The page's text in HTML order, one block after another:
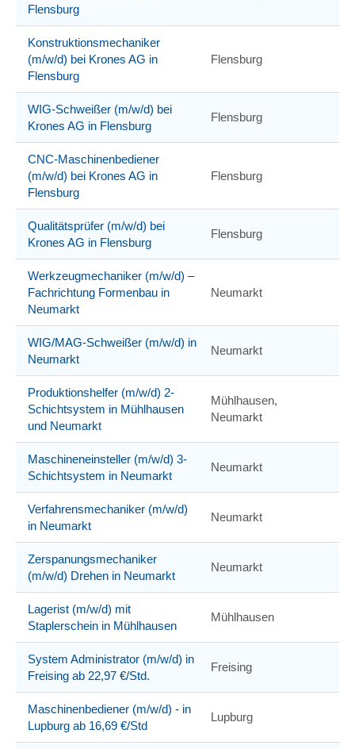
Flensburg
Konstruktionsmechaniker
(m/w/d) bei Krones AG in
Flensburg
Flensburg
WIG-Schweißer (m/w/d) bei
Krones AG in Flensburg
Flensburg
CNC-Maschinenbediener
(m/w/d) bei Krones AG in
Flensburg
Flensburg
Qualitätsprüfer (m/w/d) bei
Krones AG in Flensburg
Flensburg
Werkzeugmechaniker (m/w/d) –
Fachrichtung Formenbau in
Neumarkt
Neumarkt
WIG/MAG-Schweißer (m/w/d) in
Neumarkt
Neumarkt
Produktionshelfer (m/w/d) 2-
Schichtsystem in Mühlhausen
und Neumarkt
Mühlhausen,
Neumarkt
Maschineneinsteller (m/w/d) 3-
Schichtsystem in Neumarkt
Neumarkt
Verfahrensmechaniker (m⁠/⁠w⁠/⁠d)
in Neumarkt
Neumarkt
Zerspanungsmechaniker
(m/w/d) Drehen in Neumarkt
Neumarkt
Lagerist (m/w/d) mit
Staplerschein in Mühlhausen
Mühlhausen
System Administrator (m/w/d) in
Freising ab 22,97 €/Std.
Freising
Maschinenbediener (m/w/d) - in
Lupburg ab 16,69 €/Std
Lupburg